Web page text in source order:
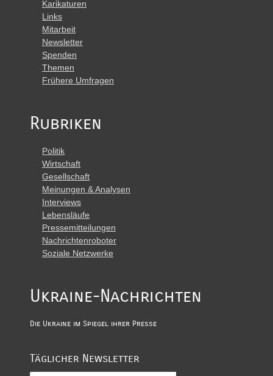
Karikaturen
Links
Mitarbeit
Newsletter
Spenden
Themen
Frühere Umfragen
Rubriken
Politik
Wirtschaft
Gesellschaft
Meinungen & Analysen
Interviews
Lebensläufe
Pressemitteilungen
Nachrichtenroboter
Soziale Netzwerke
Ukraine-Nachrichten
Die Ukraine im Spiegel ihrer Presse
Täglicher Newsletter